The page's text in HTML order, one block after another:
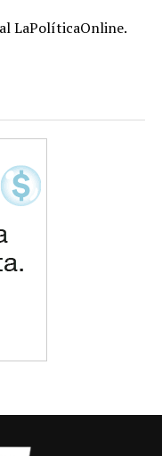
LaPolíticaOnline.